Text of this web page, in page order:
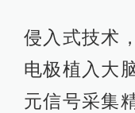
侵入式技术
电极植入大
元信号采集